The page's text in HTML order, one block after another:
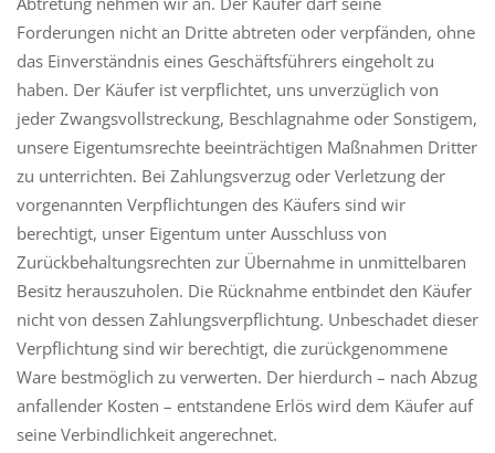
Forderungen nicht an Dritte abtreten oder verpfänden, ohne
das Einverständnis eines Geschäftsführers eingeholt zu
haben. Der Käufer ist verpflichtet, uns unverzüglich von
jeder Zwangsvollstreckung, Beschlagnahme oder Sonstigem,
unsere Eigentumsrechte beeinträchtigen Maßnahmen Dritter
zu unterrichten. Bei Zahlungsverzug oder Verletzung der
vorgenannten Verpflichtungen des Käufers sind wir
berechtigt, unser Eigentum unter Ausschluss von
Zurückbehaltungsrechten zur Übernahme in unmittelbaren
Besitz herauszuholen. Die Rücknahme entbindet den Käufer
nicht von dessen Zahlungsverpflichtung. Unbeschadet dieser
Verpflichtung sind wir berechtigt, die zurückgenommene
Ware bestmöglich zu verwerten. Der hierdurch – nach Abzug
anfallender Kosten – entstandene Erlös wird dem Käufer auf
seine Verbindlichkeit angerechnet.